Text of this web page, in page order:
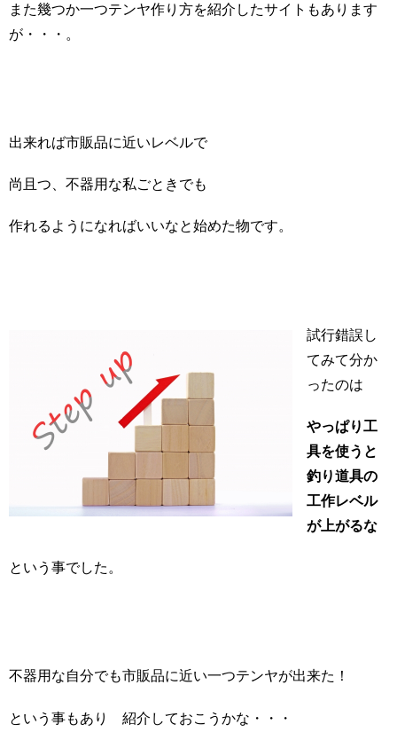
また幾つか一つテンヤ作り方を紹介したサイトもあります
が・・・。
出来れば市販品に近いレベルで
尚且つ、不器用な私ごときでも
作れるようになればいいなと始めた物です。
試行錯誤し
てみて分か
ったのは
やっぱり工
具を使うと
釣り道具の
工作レベル
が上がるな
という事でした。
不器用な自分でも市販品に近い一つテンヤが出来た！
という事もあり 紹介しておこうかな・・・